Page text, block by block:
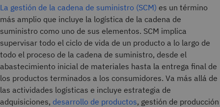
La gestión de la cadena de suministro (SCM) es un término
más amplio que incluye la logística de la cadena de
suministro como uno de sus elementos. SCM implica
supervisar todo el ciclo de vida de un producto a lo largo de
todo el proceso de la cadena de suministro, desde el
abastecimiento inicial de materiales hasta la entrega final de
los productos terminados a los consumidores. Va más allá de
las actividades logísticas e incluye estrategia de
adquisiciones, desarrollo de productos, gestión de producción